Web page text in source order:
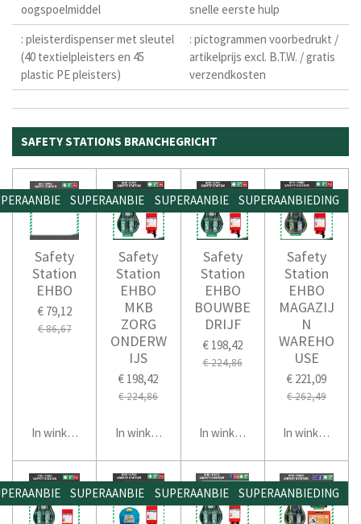
oogspoelmiddel
snelle eerste hulp
: pleisterdispenser met sleutel
(40 textielpleisters en 45
plastic PE pleisters)
: pictogrammen voorbedrukt /
artikelprijs excl. B.T.W. / gratis
verzendkosten
SAFETY STATIONS BRANCHEGRICHT
Safety
Station
EHBO
€ 79,12
€ 86,67
In winkelwagen
SUPERAANBIEDING
Safety
Station
EHBO
MKB
ZORG
ONDERW
IJS
€ 198,42
€ 224,86
In winkelwagen
SUPERAANBIEDING
Safety
Station
EHBO
BOUWBE
DRIJF
€ 198,42
€ 224,86
In winkelwagen
SUPERAANBIEDING
Safety
Station
EHBO
MAGAZIJ
N
WAREHO
USE
€ 221,09
€ 262,49
In winkelwagen
SUPERAANBIEDINGSUPERAANBIEDINGSUPERAANBIEDING